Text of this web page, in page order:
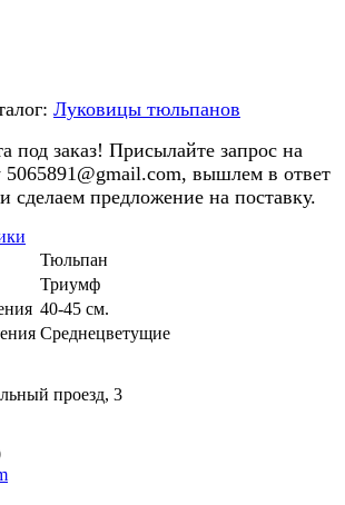
Луковицы тюльпанов
под заказ! Присылайте запрос на
вышлем в ответ
сделаем предложение на поставку.
Тюльпан
Триумф
40-45 см.
Среднецветущие
проезд, 3